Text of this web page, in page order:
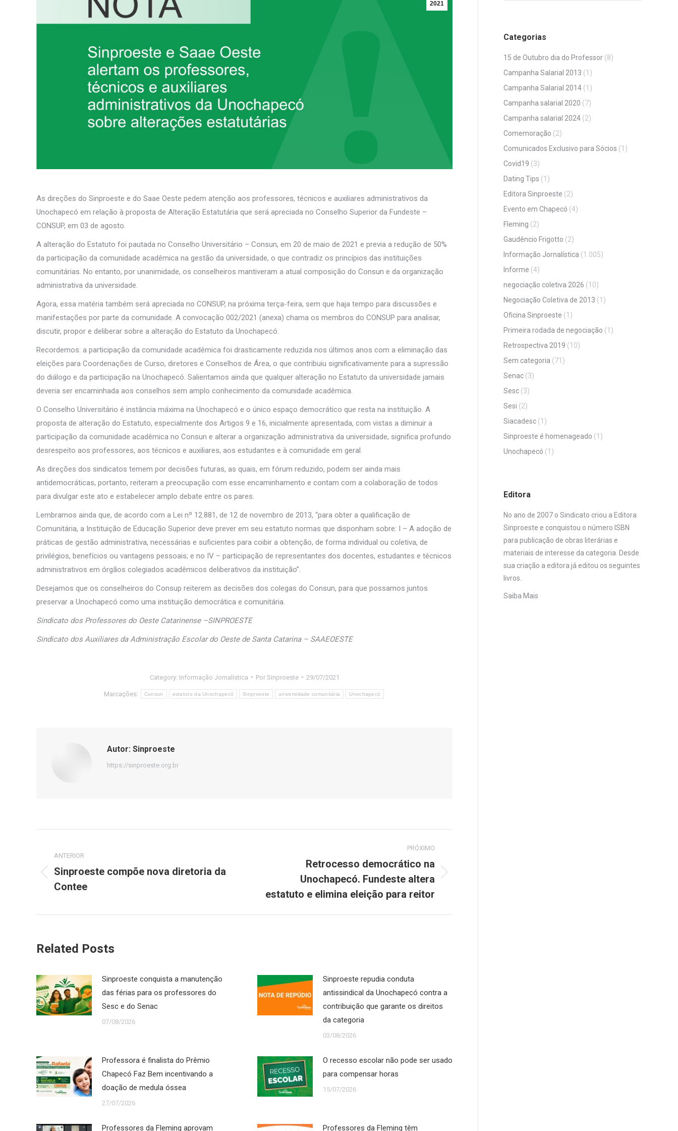
2021
As direções do Sinproeste e do Saae Oeste pedem atenção aos professores, técnicos e auxiliares administrativos da
Unochapecó em relação à proposta de Alteração Estatutária que será apreciada no Conselho Superior da Fundeste –
CONSUP, em 03 de agosto.
A alteração do Estatuto foi pautada no Conselho Universitário – Consun, em 20 de maio de 2021 e previa a redução de 50%
da participação da comunidade acadêmica na gestão da universidade, o que contradiz os princípios das instituições
comunitárias. No entanto, por unanimidade, os conselheiros mantiveram a atual composição do Consun e da organização
administrativa da universidade.
Agora, essa matéria também será apreciada no CONSUP, na próxima terça-feira, sem que haja tempo para discussões e
manifestações por parte da comunidade. A convocação 002/2021 (anexa) chama os membros do CONSUP para analisar,
discutir, propor e deliberar sobre a alteração do Estatuto da Unochapecó.
Recordemos: a participação da comunidade acadêmica foi drasticamente reduzida nos últimos anos com a eliminação das
eleições para Coordenações de Curso, diretores e Conselhos de Área, o que contribuiu significativamente para a supressão
do diálogo e da participação na Unochapecó. Salientamos ainda que qualquer alteração no Estatuto da universidade jamais
deveria ser encaminhada aos conselhos sem amplo conhecimento da comunidade acadêmica.
O Conselho Universitário é instância máxima na Unochapecó e o único espaço democrático que resta na instituição. A
proposta de alteração do Estatuto, especialmente dos Artigos 9 e 16, inicialmente apresentada, com vistas a diminuir a
participação da comunidade acadêmica no Consun e alterar a organização administrativa da universidade, significa profundo
desrespeito aos professores, aos técnicos e auxiliares, aos estudantes e à comunidade em geral.
As direções dos sindicatos temem por decisões futuras, as quais, em fórum reduzido, podem ser ainda mais
antidemocráticas, portanto, reiteram a preocupação com esse encaminhamento e contam com a colaboração de todos
para divulgar este ato e estabelecer amplo debate entre os pares.
Lembramos ainda que, de acordo com a Lei nº 12.881, de 12 de novembro de 2013, “para obter a qualificação de
Comunitária, a Instituição de Educação Superior deve prever em seu estatuto normas que disponham sobre: I – A adoção de
práticas de gestão administrativa, necessárias e suficientes para coibir a obtenção, de forma individual ou coletiva, de
privilégios, benefícios ou vantagens pessoais; e no IV – participação de representantes dos docentes, estudantes e técnicos
administrativos em órgãos colegiados acadêmicos deliberativos da instituição”.
Desejamos que os conselheiros do Consup reiterem as decisões dos colegas do Consun, para que possamos juntos
preservar a Unochapecó como uma instituição democrática e comunitária.
Sindicato dos Professores do Oeste Catarinense –SINPROESTE
Sindicato dos Auxiliares da Administração Escolar do Oeste de Santa Catarina – SAAEOESTE
Category: Informação Jornalística Por Sinproeste 29/07/2021
Marcações: Consun estatuto da Unochapecó Sinproeste universidade comunitária Unochapecó
Autor: Sinproeste
https://sinproeste.org.br
de
post:
ANTERIOR
Post
anterior:
Sinproeste compõe nova diretoria da
Contee
PRÓXIMO
post:
Retrocesso democrático na
Unochapecó. Fundeste altera
estatuto e elimina eleição para reitor
Related Posts
Sinproeste conquista a manutenção
das férias para os professores do
Sesc e do Senac
07/08/2026
Sinproeste repudia conduta
antissindical da Unochapecó contra a
contribuição que garante os direitos
da categoria
03/08/2026
Professora é finalista do Prêmio
Chapecó Faz Bem incentivando a
doação de medula óssea
27/07/2026
O recesso escolar não pode ser usado
para compensar horas
15/07/2026
Professores da Fleming aprovam Professores da Fleming têm
Categorias
15 de Outubro dia do Professor (8)
Campanha Salarial 2013 (1)
Campanha Salarial 2014 (1)
Campanha salarial 2020 (7)
Campanha salarial 2024 (2)
Comemoração (2)
Comunicados Exclusivo para Sócios (1)
Covid19 (3)
Dating Tips (1)
Editora Sinproeste (2)
Evento em Chapecó (4)
Fleming (2)
Gaudêncio Frigotto (2)
Informação Jornalística (1.005)
Informe (4)
negociação coletiva 2026 (10)
Negociação Coletiva de 2013 (1)
Oficina Sinproeste (1)
Primeira rodada de negociação (1)
Retrospectiva 2019 (10)
Sem categoria (71)
Senac (3)
Sesc (3)
Sesi (2)
Siacadesc (1)
Sinproeste é homenageado (1)
Unochapecó (1)
Editora
No ano de 2007 o Sindicato criou a Editora
Sinproeste e conquistou o número ISBN
para publicação de obras literárias e
materiais de interesse da categoria. Desde
sua criação a editora já editou os seguintes
livros.
Saiba Mais